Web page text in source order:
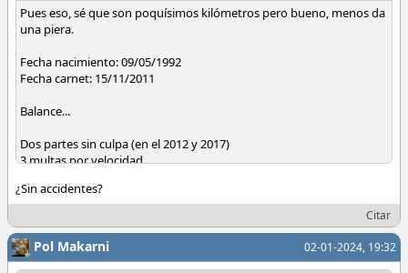
Pues eso, sé que son poquísimos kilómetros pero bueno, menos da
una piera.
Fecha nacimiento: 09/05/1992
Fecha carnet: 15/11/2011
Balance...
Dos partes sin culpa (en el 2012 y 2017)
3 multas por velocidad
1 multa por parar en zona peatonal
Todos los puntos
¿Sin accidentes?
Citar
02-01-2024, 19:32
Pol Makarni